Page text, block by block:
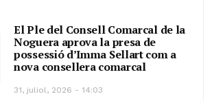
El Ple del Consell Comarcal de la
Noguera aprova la presa de
possessió d’Imma Sellart com a
nova consellera comarcal
31, juliol, 2026 - 14:03